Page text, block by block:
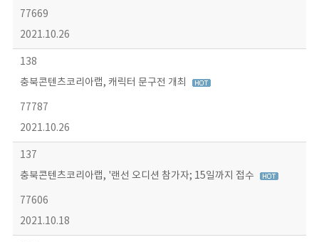
77669
2021.10.26
138
충북콘텐츠코리아랩, 캐릭터 문구전 개최
77787
2021.10.26
137
충북콘텐츠코리아랩, '랜선 오디션 참가자; 15일까지 접수
77606
2021.10.18